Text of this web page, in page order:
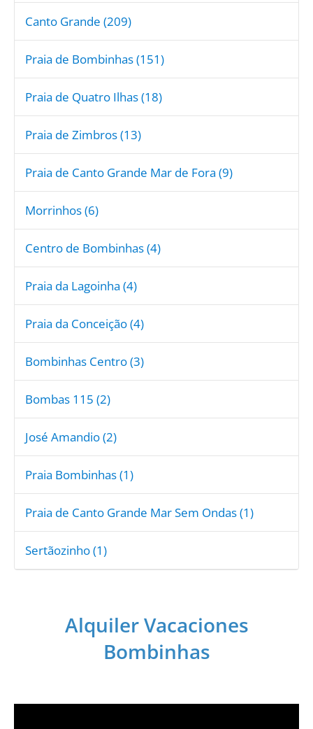
Canto Grande (209)
Praia de Bombinhas (151)
Praia de Quatro Ilhas (18)
Praia de Zimbros (13)
Praia de Canto Grande Mar de Fora (9)
Morrinhos (6)
Centro de Bombinhas (4)
Praia da Lagoinha (4)
Praia da Conceição (4)
Bombinhas Centro (3)
Bombas 115 (2)
José Amandio (2)
Praia Bombinhas (1)
Praia de Canto Grande Mar Sem Ondas (1)
Sertãozinho (1)
Alquiler Vacaciones
Bombinhas